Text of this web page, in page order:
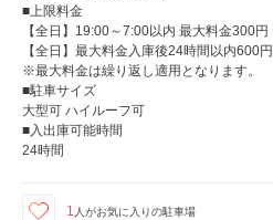
■上限料金
【全日】19:00～7:00以内 最大料金300円
【全日】最大料金入庫後24時間以内600円
※最大料金は繰り返し適用となります。
■駐車サイズ
大型可 ハイルーフ可
■入出庫可能時間
24時間
1 人がお気に入りの駐車場